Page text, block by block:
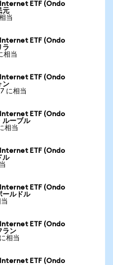
ETF (Ondo
元
当
ETF (Ondo
ラ
相当
ETF (Ondo
ン
に相当
ETF (Ondo
ルーブル
相当
ETF (Ondo
ル
ETF (Ondo
ールドル
ETF (Ondo
ラン
相当
ETF (Ondo